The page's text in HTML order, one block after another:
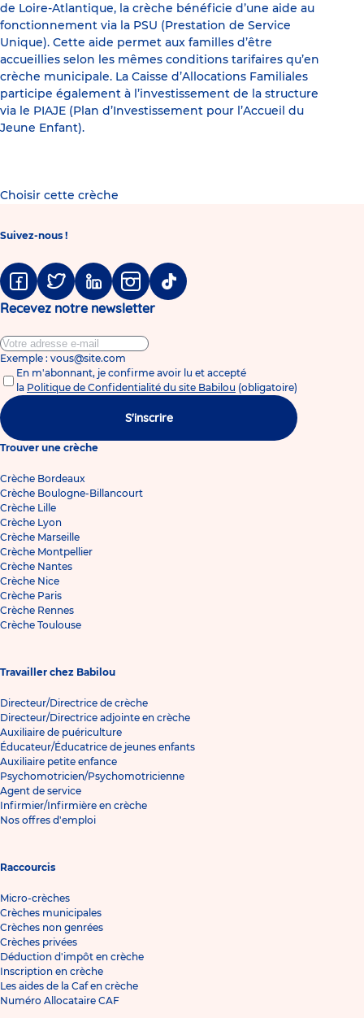
de Loire-Atlantique, la crèche bénéficie d’une aide au
fonctionnement via la PSU (Prestation de Service
Unique). Cette aide permet aux familles d’être
accueillies selon les mêmes conditions tarifaires qu’en
crèche municipale. La Caisse d’Allocations Familiales
participe également à l’investissement de la structure
via le PIAJE (Plan d’Investissement pour l’Accueil du
Jeune Enfant).
Choisir cette crèche
Suivez-nous !
FacebookTwitter LinkedinInstagramTiktok
Recevez notre newsletter
Exemple : vous@site.com
En m'abonnant, je confirme avoir lu et accepté
la Politique de Confidentialité du site Babilou (obligatoire)
S'inscrire
Trouver une crèche
Crèche Bordeaux
Crèche Boulogne-Billancourt
Crèche Lille
Crèche Lyon
Crèche Marseille
Crèche Montpellier
Crèche Nantes
Crèche Nice
Crèche Paris
Crèche Rennes
Crèche Toulouse
Travailler chez Babilou
Directeur/Directrice de crèche
Directeur/Directrice adjointe en crèche
Auxiliaire de puériculture
Éducateur/Éducatrice de jeunes enfants
Auxiliaire petite enfance
Psychomotricien/Psychomotricienne
Agent de service
Infirmier/Infirmière en crèche
Nos offres d'emploi
Raccourcis
Micro-crèches
Crèches municipales
Crèches non genrées
Crèches privées
Déduction d'impôt en crèche
Inscription en crèche
Les aides de la Caf en crèche
Numéro Allocataire CAF